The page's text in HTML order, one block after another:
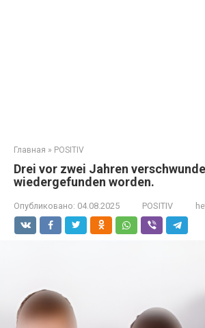
Главная » POSITIV
Drei vor zwei Jahren
wiedergefunden worden.
Опубликовано: 04.08.2025 POSITIV